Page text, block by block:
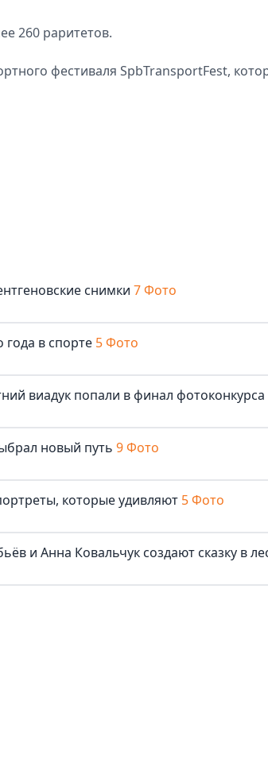
260 раритетов.
фестиваля SpbTransportFest,
снимки 7 Фото
в спорте 5 Фото
виадук попали в финал
новый путь 9 Фото
которые удивляют 5 Фото
и Анна Ковальчук создают сказку в